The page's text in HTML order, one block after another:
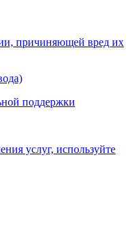
причиняющей вред их
поддержки
услуг, используйте